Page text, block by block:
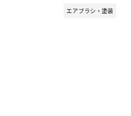
エアブラシ・塗装